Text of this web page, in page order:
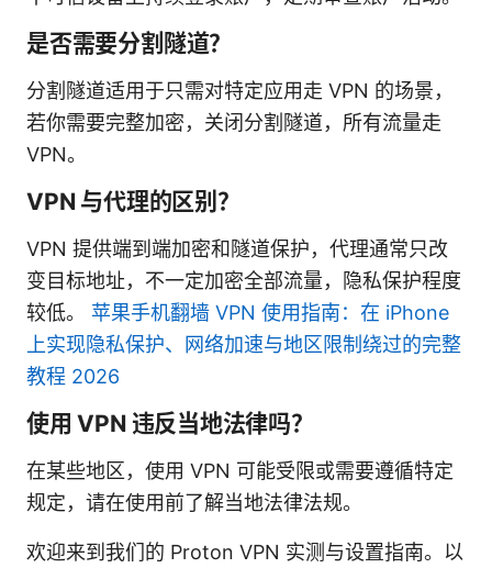
是否需要分割隧道？
分割隧道适用于只需对特定应用走 VPN 的场景，
若你需要完整加密，关闭分割隧道，所有流量走
VPN。
VPN 与代理的区别？
VPN 提供端到端加密和隧道保护，代理通常只改
变目标地址，不一定加密全部流量，隐私保护程度
较低。 苹果手机翻墙 VPN 使用指南：在 iPhone
上实现隐私保护、网络加速与地区限制绕过的完整
教程 2026
使用 VPN 违反当地法律吗？
在某些地区，使用 VPN 可能受限或需要遵循特定
规定，请在使用前了解当地法律法规。
欢迎来到我们的 Proton VPN 实测与设置指南。以